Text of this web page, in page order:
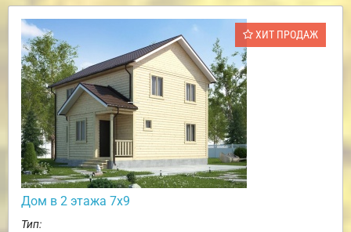
ХИТ ПРОДАЖ
Дом в 2 этажа 7х9
Тип: